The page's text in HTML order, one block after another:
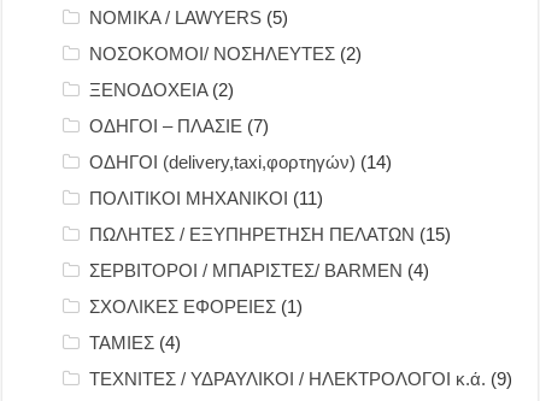
ΝΟΜΙΚΑ / LAWYERS (5)
ΝΟΣΟΚΟΜΟΙ/ ΝΟΣΗΛΕΥΤΕΣ (2)
ΞΕΝΟΔΟΧΕΙΑ(2)
ΟΔΗΓΟΙ – ΠΛΑΣΙΕ (7)
ΟΔΗΓΟΙ (delivery,taxi,φορτηγών) (14)
ΠΟΛΙΤΙΚΟΙ ΜΗΧΑΝΙΚΟΙ (11)
ΠΩΛΗΤΕΣ / ΕΞΥΠΗΡΕΤΗΣΗ ΠΕΛΑΤΩΝ (15)
ΣΕΡΒΙΤΟΡΟΙ / ΜΠΑΡΙΣΤΕΣ/ BARMEN (4)
ΣΧΟΛΙΚΕΣ ΕΦΟΡΕΙΕΣ (1)
ΤΑΜΙΕΣ (4)
ΤΕΧΝΙΤΕΣ / ΥΔΡΑΥΛΙΚΟΙ / ΗΛΕΚΤΡΟΛΟΓΟΙ κ.ά. (9)